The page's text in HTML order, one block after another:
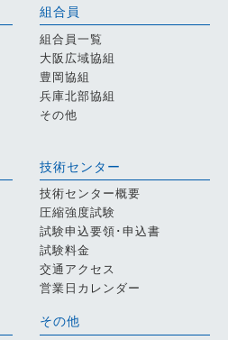
組合員
組合員一覧
大阪広域協組
豊岡協組
兵庫北部協組
その他
技術センター
技術センター概要
圧縮強度試験
試験申込要領･申込書
試験料金
交通アクセス
営業日カレンダー
その他